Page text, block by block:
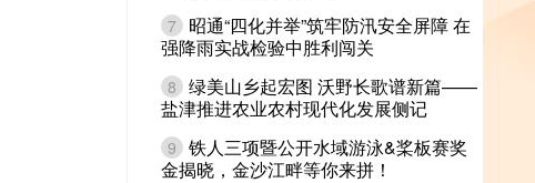
7
昭通“四化并举”筑牢防汛安全屏障 在
强降雨实战检验中胜利闯关
8 绿美山乡起宏图 沃野长歌谱新篇——
盐津推进农业农村现代化发展侧记
9 铁人三项暨公开水域游泳&桨板赛奖
金揭晓，金沙江畔等你来拼！